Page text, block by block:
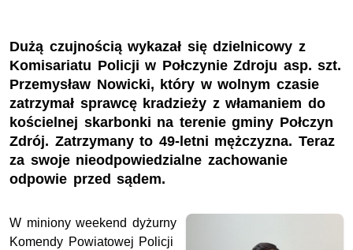
Dużą czujnością wykazał się dzielnicowy z
Komisariatu Policji w Połczynie Zdroju asp. szt.
Przemysław Nowicki, który w wolnym czasie
zatrzymał sprawcę kradzieży z włamaniem do
kościelnej skarbonki na terenie gminy Połczyn
Zdrój. Zatrzymany to 49-letni mężczyzna. Teraz
za swoje nieodpowiedzialne zachowanie
odpowie przed sądem.
W miniony weekend dyżurny
Komendy Powiatowej Policji